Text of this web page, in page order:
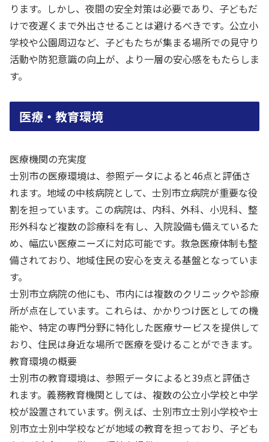
ります。しかし、夜間の安全対策は必要であり、子どもだ
けで夜遅くまで外出させることは避けるべきです。公立小
学校や公園周辺など、子どもたちが集まる場所での見守り
活動や防犯意識の向上が、より一層の安心感をもたらしま
す。
医療・教育環境
医療機関の充実度
士別市の医療環境は、参照データによると46点と評価さ
れます。地域の中核病院として、士別市立病院が重要な役
割を担っています。この病院は、内科、外科、小児科、整
形外科など複数の診療科を有し、入院設備も備えているた
め、幅広い医療ニーズに対応可能です。救急医療体制も整
備されており、地域住民の安心を支える基盤となっていま
す。
士別市立病院の他にも、市内には複数のクリニックや診療
所が点在しています。これらは、かかりつけ医としての機
能や、特定の専門分野に特化した医療サービスを提供して
おり、住民は身近な場所で医療を受けることができます。
教育環境の概要
士別市の教育環境は、参照データによると39点と評価さ
れます。義務教育機関としては、複数の公立小学校と中学
校が設置されています。例えば、士別市立士別小学校や士
別市立士別中学校などが地域の教育を担っており、子ども